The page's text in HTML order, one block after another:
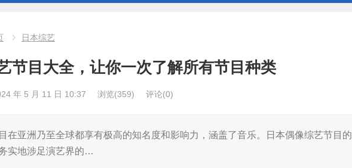
日本综艺
节目大全，让你一次了解所有节目种类
年 5 月 11 日 10:37 浏览(359) 评论(0)
在亚洲乃至全球都享有极高的知名度和影响力，涵盖了音乐。日本偶像综艺节目的
实地涉足演艺界的…